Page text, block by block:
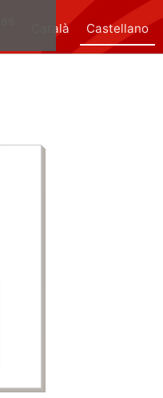
Català Castellano